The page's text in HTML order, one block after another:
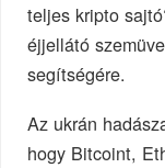
teljes kripto
éjjellátó
segítségére.
Az ukrán
hogy Bitcoint,